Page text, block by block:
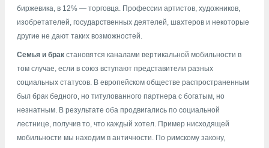
биржевика, в 12% — торговца. Профессии артистов, художников,
изобретателей, государственных деятелей, шахтеров и некоторые
другие не дают таких возможностей.
Семья и брак становятся каналами вертикальной мобильности в
том случае, если в союз вступают представители разных
социальных статусов. В европейском обществе распространенным
был брак бедного, но титулованного партнера с богатым, но
незнатным. В результате оба продвигались по социальной
лестнице, получив то, что каждый хотел. Пример нисходящей
мобильности мы находим в античности. По римскому закону,